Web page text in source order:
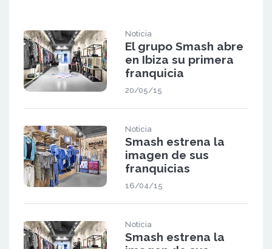
Noticia
El grupo Smash abre
en Ibiza su primera
franquicia
20/05/15
Noticia
Smash estrena la
imagen de sus
franquicias
16/04/15
Noticia
Smash estrena la